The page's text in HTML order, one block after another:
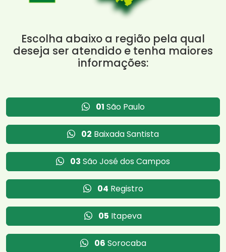
Escolha abaixo a região pela qual
deseja ser atendido e tenha maiores
informações:
01 São Paulo
02 Baixada Santista
03 São José dos Campos
04 Registro
05 Itapeva
06 Sorocaba